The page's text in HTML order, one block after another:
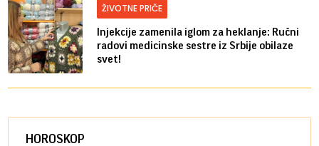
ŽIVOTNE PRIČE
Injekcije zamenila iglom za heklanje: Ručni
radovi medicinske sestre iz Srbije obilaze
svet!
HOROSKOP